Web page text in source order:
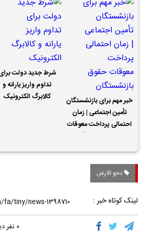
خبر مهم برای بازنشستگان
تأمین اجتماعی | زمان
احتمالی پرداخت معوقات
شرط جدید دولت
تداوم واریز یارانه و
کالابرگ الکترونیک
دحو الارض
لینک کوتاه خبر :
۰ نفر